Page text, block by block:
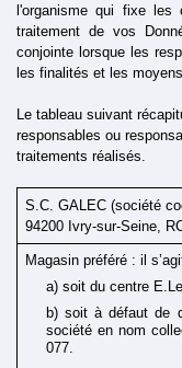
l'organisme qui fixe
traitement de vos
conjointe lorsque les
les finalités et les moyens
Le tableau suivant
responsables ou
traitements réalisés.
S.C. GALEC (société
94200 Ivry-sur-Seine,
Magasin préféré : il
a) soit du centre
b) soit à défaut de
société en nom
077.